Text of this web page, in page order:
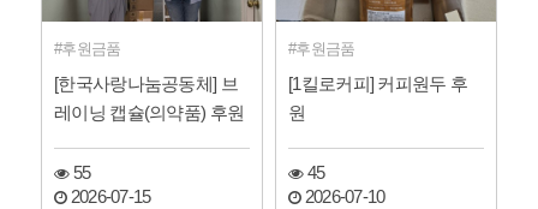
후원금품
[한국사랑나눔공동체] 브
레이닝 캡슐(의약품) 후원
55
2026-07-15
후원금품
[1킬로커피] 커피원두 후
원
45
2026-07-10